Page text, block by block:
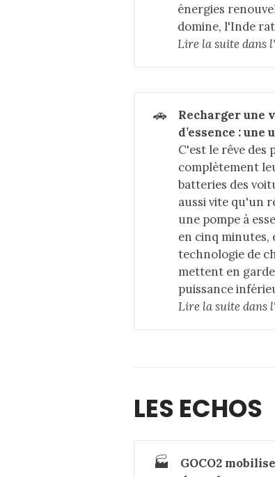
énergies
domine, l'Inde
Lire la suite dans
🚗
Recharger une
d’essence :
C'est le rêve des
complètement
batteries des
aussi vite qu'un
une pompe à
en cinq minutes,
technologie de
mettent en
puissance
Lire la suite dans
LES ECHOS
🏭
GOCO2